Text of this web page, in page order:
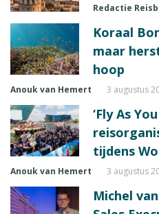
Redactie
Koraal
maar
hoop
Anouk van Hemert 3 augustus
‘Fly As
tijdens
Anouk van Hemert 3 augustus
Michel